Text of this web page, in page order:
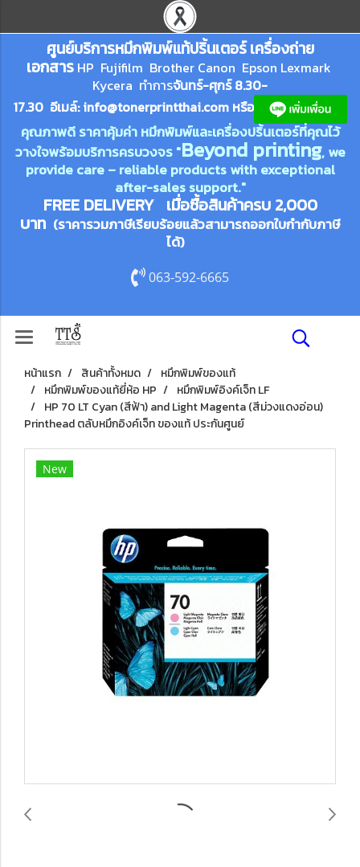
ศูนย์บริการหมึกพิมพ์แท้ปริ้นเตอร์ เครื่องถ่าย
เอกสาร HP Fujifilm Brother Canon Epson Lexmark
Kycera ทำการจันทร์-ศุกร์ 8.30-
17.30 อีเมล์:info@tonerprintthai.com หรือ
คุณภาพดี ราคาคุ้มค่า หมึกพิมพ์และเครื่องปริ้นเตอร์ที่คุณไว้
วางใจพร้อมบริการครบวงจร "Beyond printing, we
provide care – reliable products with exceptional
after-sales support."
FREE DELIVERY เมื่อซื้อสินค้าครบ 2,000
บาท (ราคารวมภาษีเรียบร้อยแล้วสามารถออกใบกำกับภาษี
ได้)
063-592-6665
หน้าแรก สินค้าทั้งหมด
หมึกพิมพ์ของแท้
หมึกพิมพ์ของแท้ยี่ห้อ HP
หมึกพิมพ์อิงค์เจ็ท LF
HP 70 LT Cyan (สีฟ้า) and Light Magenta (สีม่วงแดงอ่อน)
Printhead ตลับหมึกอิงค์เจ็ท ของแท้ ประกันศูนย์
New